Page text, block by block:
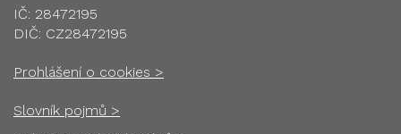
IČ: 28472195
DIČ: CZ28472195
Prohlášení o cookies >
Slovník pojmů >